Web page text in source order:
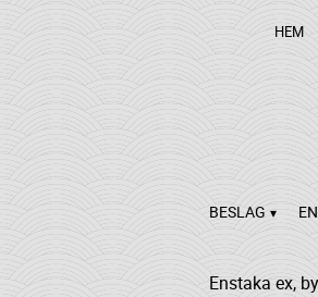
HEM
BESLAG
Enstaka ex,